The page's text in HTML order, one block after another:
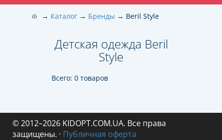
Каталог Бренды Beril Style
Детская одежда Beril
Style
Всего: 0 товаров
© 2012–2026 KIDOPT.COM.UA. Все права
защищены. · Публичная оферта